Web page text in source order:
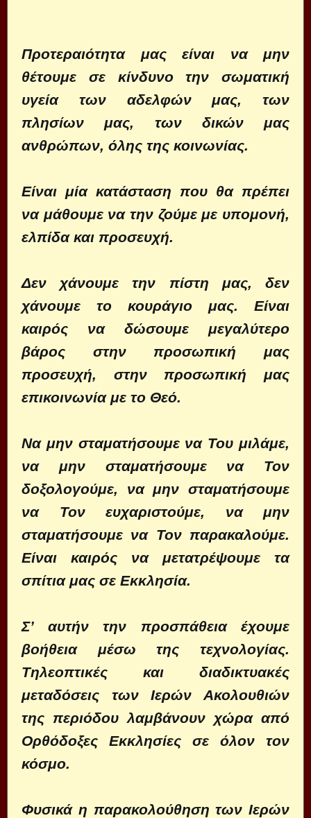
Προτεραιότητα μας είναι να μην
θέτουμε σε κίνδυνο την σωματική
υγεία των αδελφών μας, των
πλησίων μας, των δικών μας
ανθρώπων, όλης της κοινωνίας.
Είναι μία κατάσταση που θα πρέπει
να μάθουμε να την ζούμε με υπομονή,
ελπίδα και προσευχή.
Δεν χάνουμε την πίστη μας, δεν
χάνουμε το κουράγιο μας. Είναι
καιρός να δώσουμε μεγαλύτερο
βάρος στην προσωπική μας
προσευχή, στην προσωπική μας
επικοινωνία με το Θεό.
Να μην σταματήσουμε να Του μιλάμε,
να μην σταματήσουμε να Τον
δοξολογούμε, να μην σταματήσουμε
να Τον ευχαριστούμε, να μην
σταματήσουμε να Τον παρακαλούμε.
Είναι καιρός να μετατρέψουμε τα
σπίτια μας σε Εκκλησία.
Σ’ αυτήν την προσπάθεια έχουμε
βοήθεια μέσω της τεχνολογίας.
Τηλεοπτικές και διαδικτυακές
μεταδόσεις των Ιερών Ακολουθιών
της περιόδου λαμβάνουν χώρα από
Ορθόδοξες Εκκλησίες σε όλον τον
κόσμο.
Φυσικά η παρακολούθηση των Ιερών